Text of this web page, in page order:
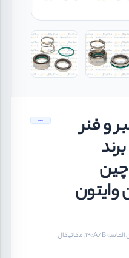
و فنر
نافی الماسه 120A برند
تریسان TRISUN چین
(مکانیکال سیل استیل سیلیکون- تنگستن الماسه 120A/B, مکانیکال